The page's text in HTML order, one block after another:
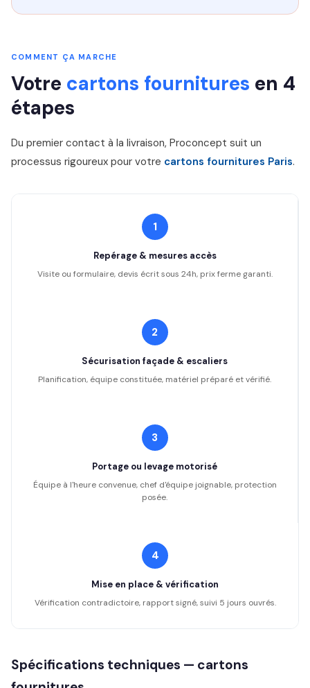
COMMENT ÇA MARCHE
Votre cartons fournitures en 4
étapes
Du premier contact à la livraison, Proconcept suit un
processus rigoureux pour votre cartons fournitures Paris.
1
Repérage & mesures accès
Visite ou formulaire, devis écrit sous 24h, prix ferme garanti.
2
Sécurisation façade & escaliers
Planification, équipe constituée, matériel préparé et vérifié.
3
Portage ou levage motorisé
Équipe à l'heure convenue, chef d'équipe joignable, protection
posée.
4
Mise en place & vérification
Vérification contradictoire, rapport signé, suivi 5 jours ouvrés.
Spécifications techniques — cartons